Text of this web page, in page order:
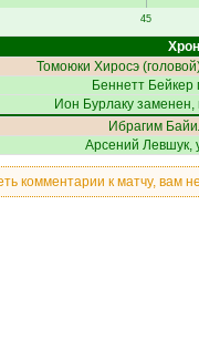
45
Томоюки Хиросэ
Беннетт Бейкер
Ион Бурлаку заменен,
Ибрагим
Арсений Левшук,
комментарии к матчу, вам